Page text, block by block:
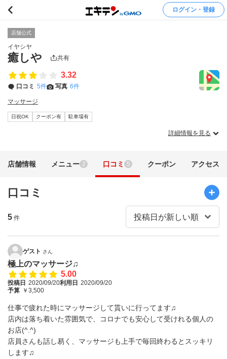
ログイン・登録
店舗公式
イヤシヤ
癒しや 共有
3.32
口コミ 5件 写真 6件
マッサージ
日祝OK クーポン有 駐車場有
詳細情報を見る
店舗情報 メニュー 2 口コミ 5 クーポン アクセス
口コミ
5 件
ゲスト さん
極上のマッサージ♫
5.00
投稿日 2020/09/20利用日 2020/09/20
予算 ￥3,500
仕事で疲れた時にマッサージして貰いに行ってます♫
店内は落ち着いた雰囲気で、コロナでも安心して受けれる個人の
お店(^.^)
店員さんも話し易く、マッサージも上手で毎回終わるとスッキリ
します♫